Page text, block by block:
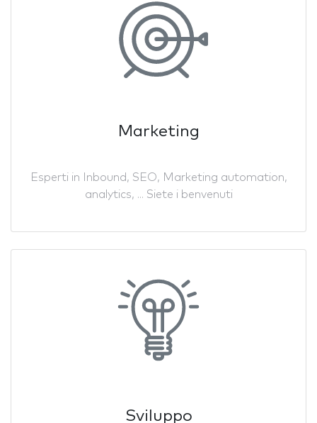
Marketing
Esperti in Inbound, SEO, Marketing automation,
analytics, ... Siete i benvenuti
Sviluppo